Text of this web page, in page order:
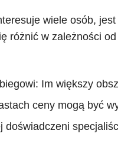
wiele osób,
różnić w zależności
Im większy
ceny mogą być